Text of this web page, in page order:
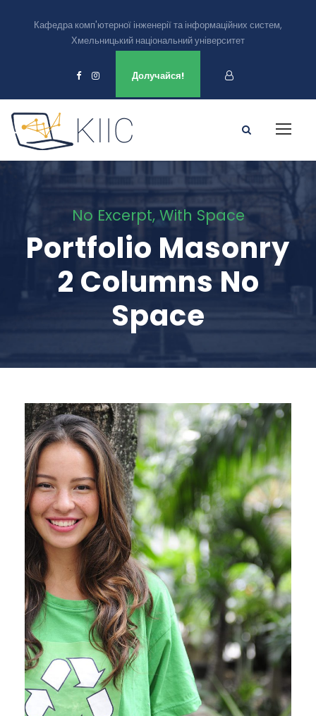
Кафедра комп'ютерної інженерії та інформаційних систем,
Хмельницький національний університет
Долучайся!
No Excerpt, With Space
Portfolio Masonry
2 Columns No
Space
Charity & Voluntary For
Social
Charity / Social